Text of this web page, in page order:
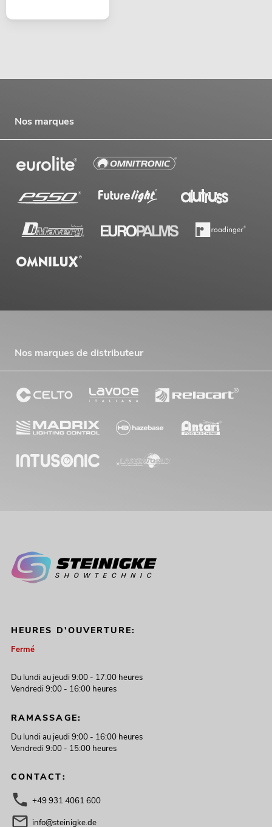
Nos marques
Nos marques de distributeur
HEURES D'OUVERTURE:
Fermé
Du lundi au jeudi 9:00 - 17:00 heures
Vendredi 9:00 - 16:00 heures
RAMASSAGE:
Du lundi au jeudi 9:00 - 16:00 heures
Vendredi 9:00 - 15:00 heures
CONTACT:
+49 931 4061 600
info@steinigke.de